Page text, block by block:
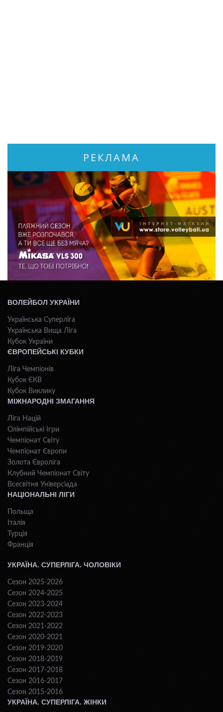
РЕКЛАМА
ВОЛЕЙБОЛ УКРАЇНИ
Українська Суперліга
Українська Вища Ліга
Кубок України
ЄВРОПЕЙСЬКІ КУБКИ
Ліга Чемпіонів
Кубок ЄКВ
Кубок Виклику
МІЖНАРОДНІ ЗМАГАННЯ
Ліга Націй
Олімпійські Ігри
Чемпіонат Світу
Чемпіонат Європи
Золота Євроліга
Клубний Чемпіонат Світу
Всесвiтня Унiверсiaда
НАЦІОНАЛЬНІ ЛІГИ
Польща
Італія
Турція
Франція
УКРАЇНА. СУПЕРЛІГА. ЧОЛОВІКИ
Сезон 2025-2026
Сезон 2024-2025
Сезон 2023-2024
Сезон 2022-2023
Сезон 2021-2022
Сезон 2020-2021
Сезон 2019-2020
Сезон 2018-2019
Сезон 2017-2018
Сезон 2016-2017
Сезон 2015-2016
УКРАЇНА. СУПЕРЛІГА. ЖІНКИ